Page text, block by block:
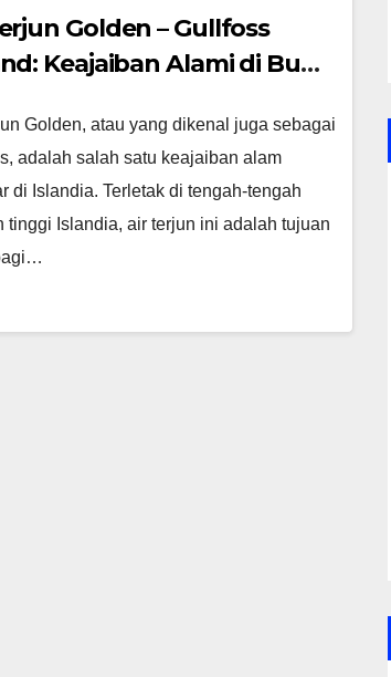
Golden – Gullfoss
Keajaiban Alami di Bumi
Golden, atau yang dikenal juga sebagai
adalah salah satu keajaiban alam
di Islandia. Terletak di tengah-tengah
tinggi Islandia, air terjun ini adalah tujuan